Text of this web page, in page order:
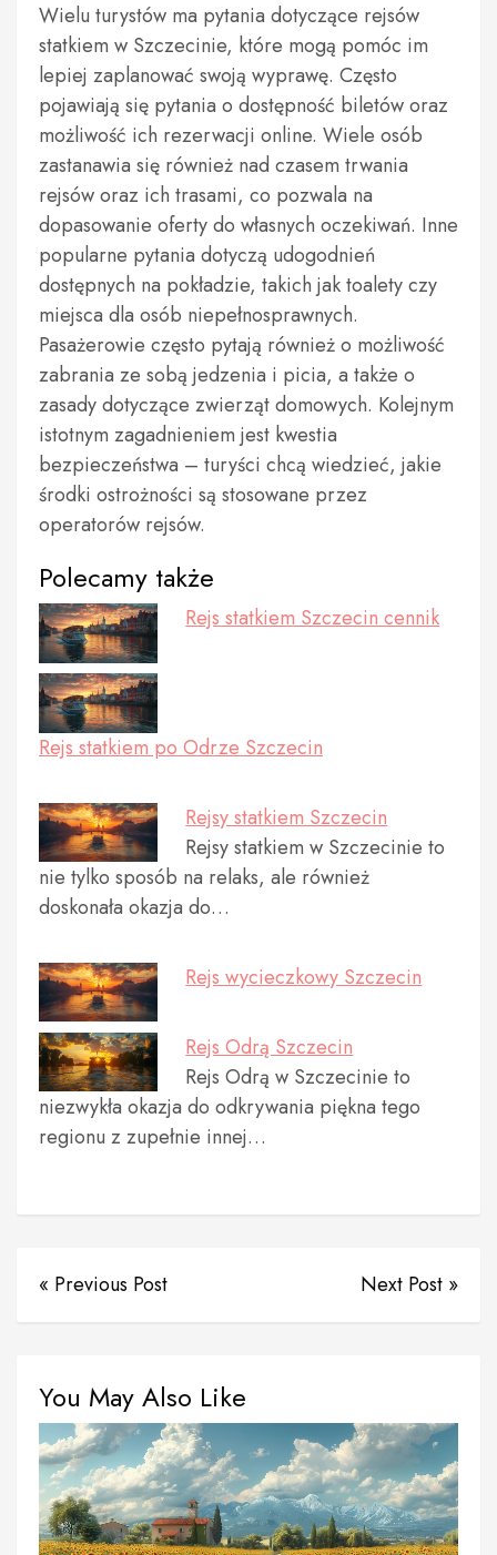
Wielu turystów ma pytania dotyczące rejsów
statkiem w Szczecinie, które mogą pomóc im
lepiej zaplanować swoją wyprawę. Często
pojawiają się pytania o dostępność biletów oraz
możliwość ich rezerwacji online. Wiele osób
zastanawia się również nad czasem trwania
rejsów oraz ich trasami, co pozwala na
dopasowanie oferty do własnych oczekiwań. Inne
popularne pytania dotyczą udogodnień
dostępnych na pokładzie, takich jak toalety czy
miejsca dla osób niepełnosprawnych.
Pasażerowie często pytają również o możliwość
zabrania ze sobą jedzenia i picia, a także o
zasady dotyczące zwierząt domowych. Kolejnym
istotnym zagadnieniem jest kwestia
bezpieczeństwa – turyści chcą wiedzieć, jakie
środki ostrożności są stosowane przez
operatorów rejsów.
Polecamy także
Rejs statkiem Szczecin cennik
Rejs statkiem po Odrze Szczecin
Rejsy statkiem Szczecin
Rejsy statkiem w Szczecinie to
nie tylko sposób na relaks, ale również
doskonała okazja do…
Rejs wycieczkowy Szczecin
Rejs Odrą Szczecin
Rejs Odrą w Szczecinie to
niezwykła okazja do odkrywania piękna tego
regionu z zupełnie innej…
« Previous Post Next Post »
You May Also Like